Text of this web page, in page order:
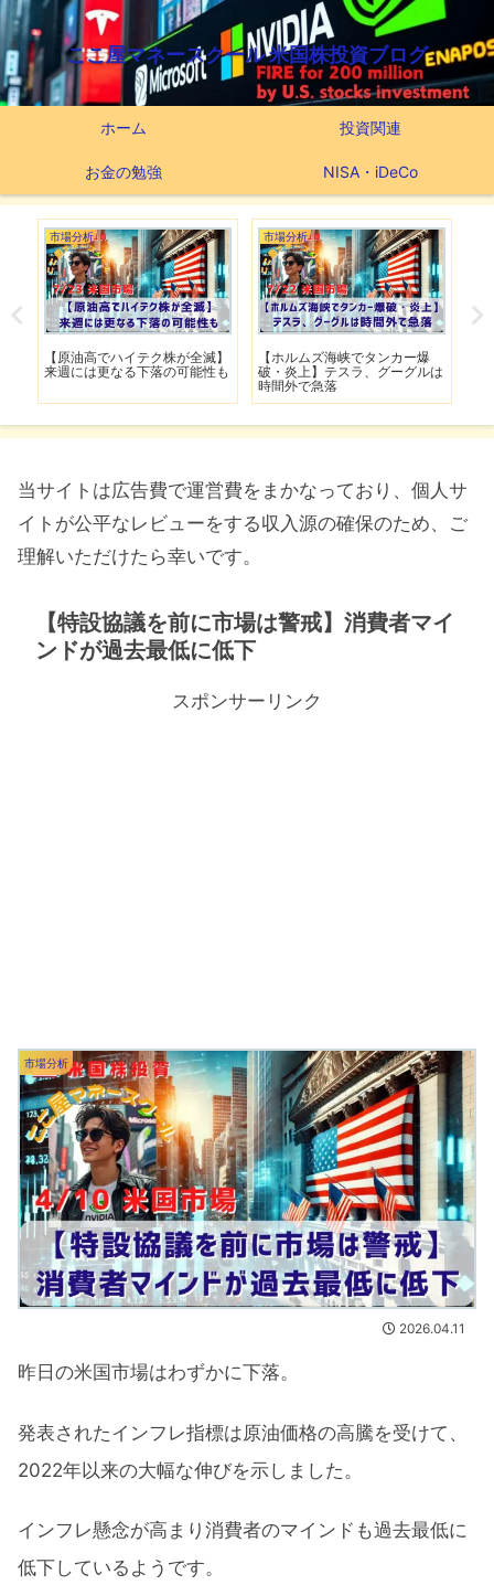
ここ屋マネースクール 米国株投資ブログ
ホーム 投資関連
お金の勉強 NISA・iDeCo
市場分析
【原油高でハイテク株が全滅】
来週には更なる下落の可能性も
市場分析
【ホルムズ海峡でタンカー爆
破・炎上】テスラ、グーグルは
時間外で急落
当サイトは広告費で運営費をまかなっており、個人サ
イトが公平なレビューをする収入源の確保のため、ご
理解いただけたら幸いです。
【特設協議を前に市場は警戒】消費者マイ
ンドが過去最低に低下
スポンサーリンク
市場分析
2026.04.11
昨日の米国市場はわずかに下落。
発表されたインフレ指標は原油価格の高騰を受けて、
2022年以来の大幅な伸びを示しました。
インフレ懸念が高まり消費者のマインドも過去最低に
低下しているようです。